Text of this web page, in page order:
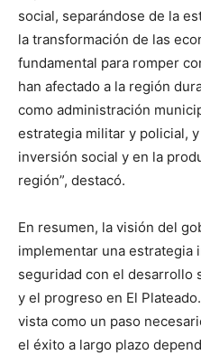
social, separándose de la
la transformación de las
fundamental para romper
han afectado a la región
como administración
estrategia militar y policial,
inversión social y en la
región”, destacó.
En resumen, la visión del
implementar una estrategia
seguridad con el desarrollo
y el progreso en El
vista como un paso
el éxito a largo plazo